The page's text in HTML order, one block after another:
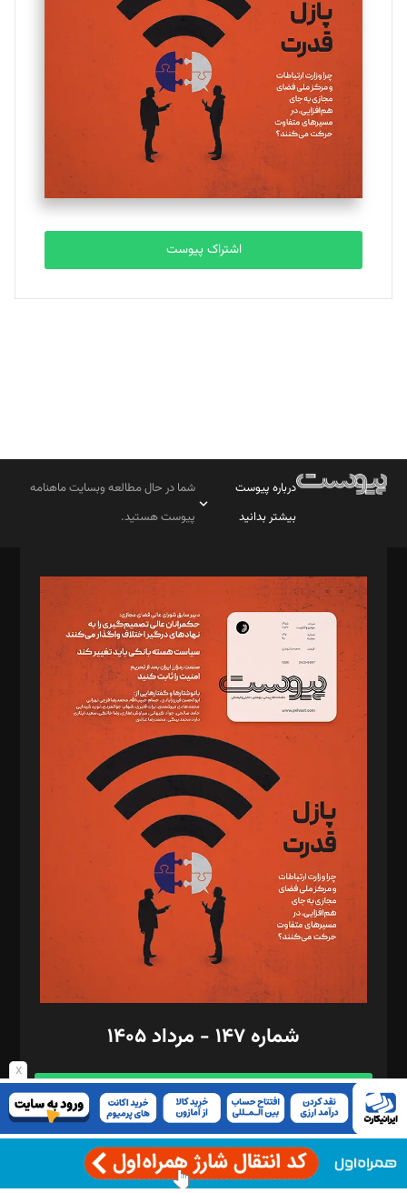
x
یسنا امان‌پور
تحریریه
ملینا جعفری
تحریریه
مصطفی مسجدی آرانی
تحریریه
بابک نقاش
تحریریه
اشتراک پیوست
درباره پیوست
بیشتر بدانید
شما در حال مطالعه وبسایت ماهنامه
پیوست هستید.
مدیر مسئول: محمدباقر اثنی‌عشری
سردبیر: مهرک محمودی
دبیر تحریریه: میثم قاسمی
د‌بیر ناداستان: سمانه سمیع
د‌بیر خدمت و تجارت: ابوالفضل رجبی
د‌بیر حقوق فناوری: حسام‌الدین ایپکچی
د‌بیر پیوست جهان: مینا پاکدل
د‌بیر تحریریه آنلاین: بابک نقاش
تحریریه‌: مجتبی محمود‌ی، آرش برهمند، یسنا امان‌پور، سروش کرمیان،
مصطفی مسجدی آرانی، ابوالفضل رجبی، زهرا فکرانه، فائزه فتحی
رستمی،مصطفی باستان
ویرایش: نگار استاد‌‌آقا
طراح یونیفرم: مجید توکلی
فیلمبرداری و عکاسی: امیر شفیعی، مانی لطفی زاده
گرافیک و صفحه‌آرایی: سید‌سبحان‌علی ثابت
مد‌یر توسعه تجاری: کامبیز برید‌
امور مالی: شاپور رهبری، محمد‌ کاظمی‌نیا
آگهی و مشترکین: ۰۹۱۹۹۹۹۰۴۵۴
شماره ۱۴۷ - مرداد ۱۴۰۵
دانلود ماهنامه
نمایش مقالات